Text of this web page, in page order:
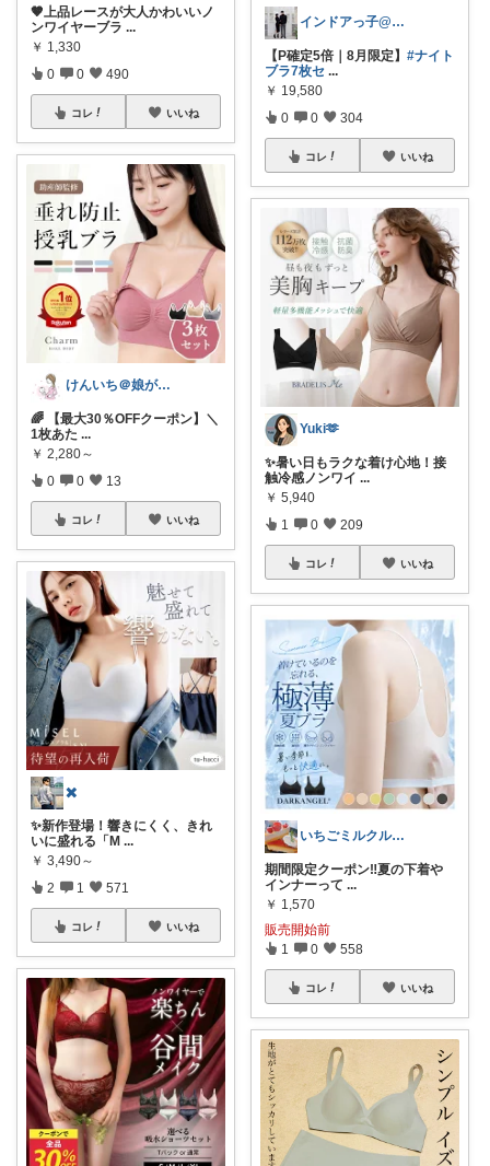
🤎上品レースが大人かわいいノ
ンワイヤーブラ ...
￥ 1,330
0 0 490
コレ いいね
けんいち＠娘が喜んだマタニティ用品
🌈 【最大30％OFFクーポン】＼
1枚あた ...
￥ 2,280～
0 0 13
コレ いいね
✖️
✨新作登場！響きにくく、きれ
いに盛れる「M ...
￥ 3,490～
2 1 571
コレ いいね
インドアっ子@ご購入ありがとうございます
【P確定5倍｜8月限定】 #ナイト
ブラ7枚セ ...
￥ 19,580
0 0 304
コレ いいね
Yuki🫶
✨暑い日もラクな着け心地！接
触冷感ノンワイ ...
￥ 5,940
1 0 209
コレ いいね
いちごミルクル 育児 美容 洋服など
期間限定クーポン‼️夏の下着や
インナーって ...
￥ 1,570
販売開始前
1 0 558
コレ いいね